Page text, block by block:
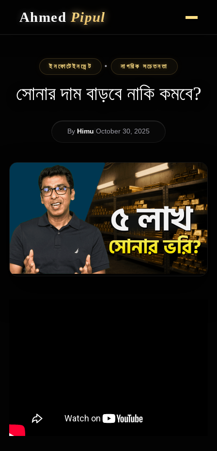
Ahmed Pipul
CAREER HIGHLIGHTS
VLOG
ইনফোটেইনমেন্ট • নাগরিক সচেতনতা
সোনার দাম বাড়বে নাকি কমবে?
By Himu October 30, 2025